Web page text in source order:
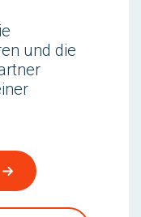
und die